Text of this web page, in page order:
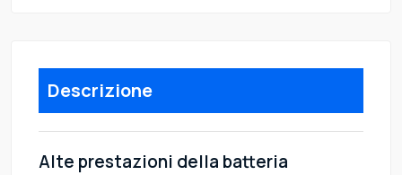
Descrizione
Alte prestazioni della batteria